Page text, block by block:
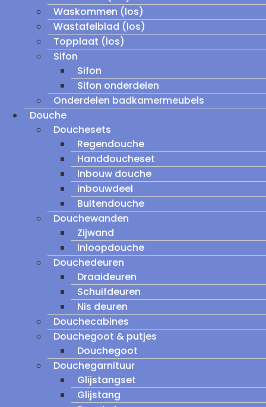
Waskommen (los)
Wastafelblad (los)
Topplaat (los)
Sifon
Sifon
Sifon onderdelen
Onderdelen badkamermeubels
Douche
Douchesets
Regendouche
Handdoucheset
Inbouw douche
inbouwdeel
Buitendouche
Douchewanden
Zijwand
Inloopdouche
Douchedeuren
Draaideuren
Schuifdeuren
Nis deuren
Douchecabines
Douchegoot & putjes
Douchegoot
Douchegarnituur
Glijstangset
Glijstang